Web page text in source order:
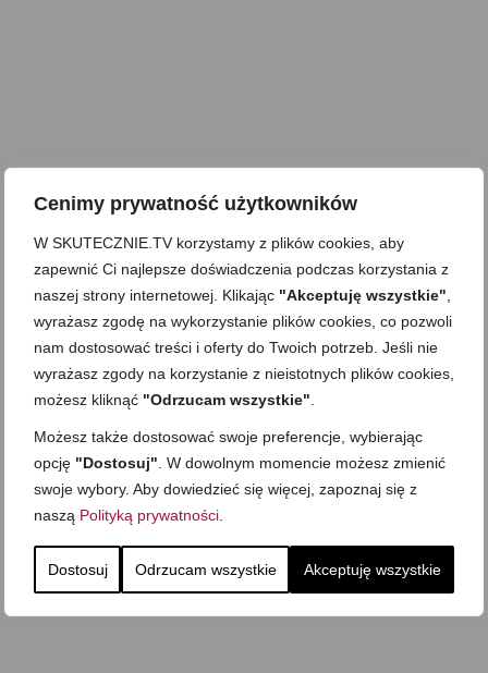
Cenimy prywatność użytkowników
W SKUTECZNIE.TV korzystamy z plików cookies, aby
zapewnić Ci najlepsze doświadczenia podczas korzystania z
naszej strony internetowej. Klikając "Akceptuję wszystkie"
wyrażasz zgodę na wykorzystanie plików cookies, co pozwoli
nam dostosować treści i oferty do Twoich potrzeb. Jeśli nie
wyrażasz zgody na korzystanie z nieistotnych plików cookies,
możesz kliknąć "Odrzucam wszystkie"
Możesz także dostosować swoje preferencje, wybierając
opcję "Dostosuj" . W dowolnym momencie możesz zmienić
swoje wybory. Aby dowiedzieć się więcej, zapoznaj się z
naszą Polityką prywatności
Dostosuj Odrzucam wszystkie Akceptuję wszystkie